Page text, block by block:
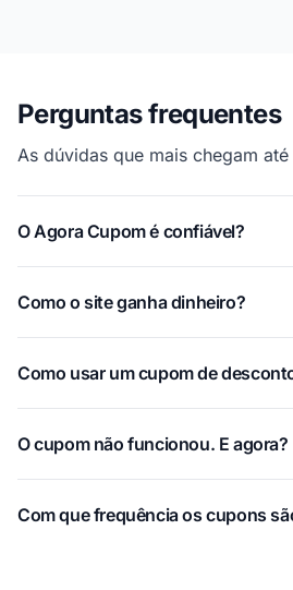
Perguntas frequentes
As dúvidas que mais chegam até
O Agora Cupom é confiável?
Como o site ganha dinheiro?
Como usar um cupom de
O cupom não funcionou. E agora?
Com que frequência os cupons